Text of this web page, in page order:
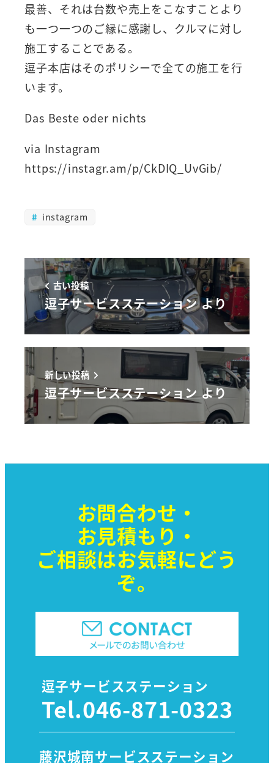
最善、それは台数や売上をこなすことより
も一つ一つのご縁に感謝し、クルマに対し
施工することである。
逗子本店はそのポリシーで全ての施工を行
います。
Das Beste oder nichts
via Instagram
https://instagr.am/p/CkDIQ_UvGib/
instagram
古い投稿
逗子サービスステーション より
新しい投稿
逗子サービスステーション より
お問合わせ・
お見積もり・
ご相談はお気軽にどう
ぞ。
逗子サービスステーション
Tel.046-871-0323
藤沢城南サービスステーション